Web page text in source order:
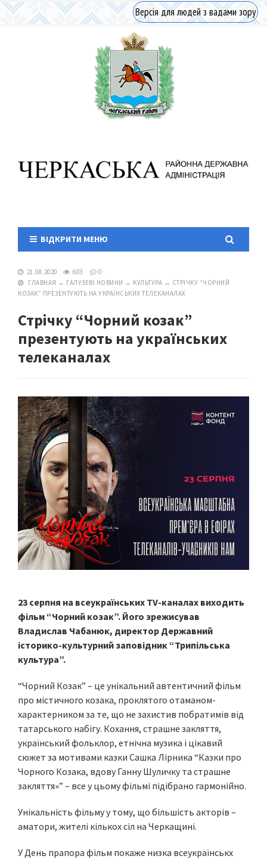
Версія для людей з вадами зору
ВІДКРИТИ МЕНЮ
21.08.2020 603
0
ГЛАВНАЯ → ГАЛУЗЕВІ НОВИНИ → КУЛЬТУРА → СТРІЧКУ “ЧОРНИЙ
КОЗАК” ПРЕЗЕНТУЮТЬ НА УКРАЇНСЬКИХ ТЕЛЕКАНАЛАХ
Стрічку “Чорний козак”
презентують на українських
телеканалах
23 серпня на всеукраїнських TV-каналах виходить
фільм “Чорний козак”. Його зрежисував
Владислав Чабанюк, директор Державний
історико-культурний заповідник “Трипільська
культура”.
“Чорний Козак” – це унікальний автентичний фільм
про містичного козака, проклятого отаманом-
характерником за те, що не захистив побратимів від
татарського набігу. Кохання, страшне закляття,
український фольклор, етнічна музика і цікавий
сюжет за мотивами казки Сашка Лірника “Казки про
Чорного Козака, вдову Ганну Шуличку та страшне
закляття»” – все у цьому фільмі підібрано гармонійно.
Унікальність фільму у тому, що більшість акторів –
аматори, жителі кількох сіл на Черкащині.
У День прапора фільм покаже низка всеукраїнськх